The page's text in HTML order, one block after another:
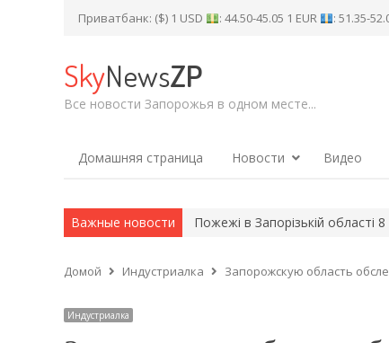
Приватбанк: ($) 1 USD : 44.50-45.05 1 EUR : 51.35-
SkyNewsZP
Все новости Запорожья в одном месте...
Домашняя страница Новости Видео
Важные новости
(ВІДЕО) Пожежі в Запорізькій області 8
Домой Индустриалка Запорожскую область
Индустриалка